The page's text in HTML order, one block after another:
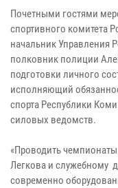
Почетными гостями
спортивного комитета
начальник Управления
полковник полиции
подготовки личного
исполняющий
спорта Республики
силовых ведомств.
«Проводить
Легкова и служебному
современно